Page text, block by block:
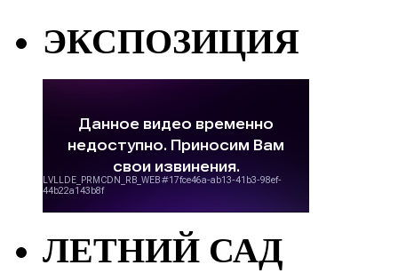
ЭКСПОЗИЦИЯ
ЛЕТНИЙ САД